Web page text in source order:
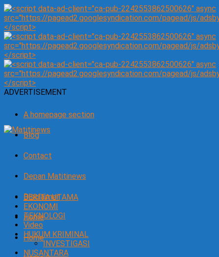
ADVERTISEMENT
A homepage section
Blog
Contact
Depan Matitinews
Disclaimer
Home
Home
BERITA UTAMA
EKONOMI
TEKNOLOGI
Video
HUKUM KRIMINAL
INVESTIGASI
NUSANTARA